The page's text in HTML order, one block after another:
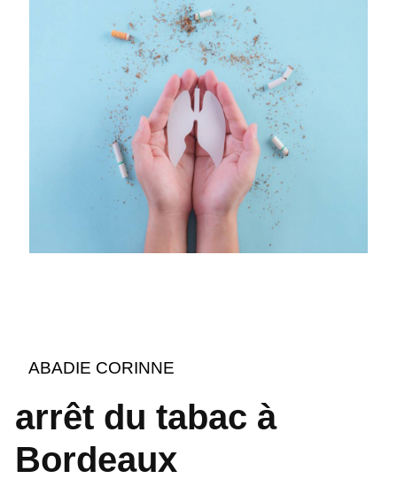
ABADIE CORINNE
arrêt du tabac à
Bordeaux